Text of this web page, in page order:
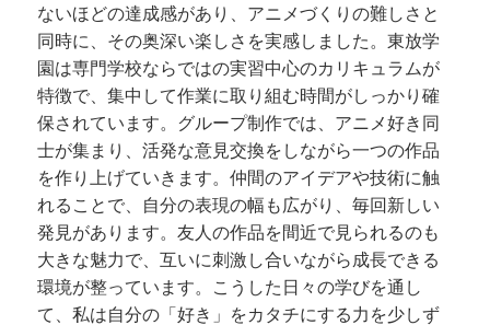
ないほどの達成感があり、アニメづくりの難しさと
同時に、その奥深い楽しさを実感しました。東放学
園は専門学校ならではの実習中心のカリキュラムが
特徴で、集中して作業に取り組む時間がしっかり確
保されています。グループ制作では、アニメ好き同
士が集まり、活発な意見交換をしながら一つの作品
を作り上げていきます。仲間のアイデアや技術に触
れることで、自分の表現の幅も広がり、毎回新しい
発見があります。友人の作品を間近で見られるのも
大きな魅力で、互いに刺激し合いながら成長できる
環境が整っています。こうした日々の学びを通し
て、私は自分の「好き」をカタチにする力を少しず